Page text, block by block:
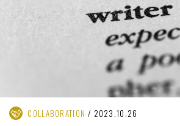
COLLABORATION 2023.10.26